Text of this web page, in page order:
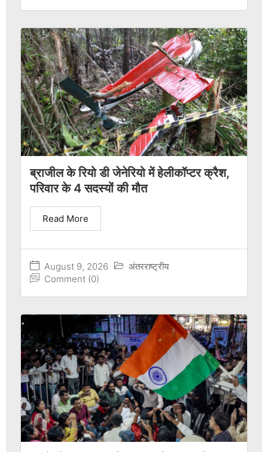
ब्राजील के रियो डी जेनेरियो में हेलीकॉप्टर क्रैश,
परिवार के 4 सदस्यों की मौत
August 9, 2026
अंतरराष्ट्रीय
Comment (0)
Read More